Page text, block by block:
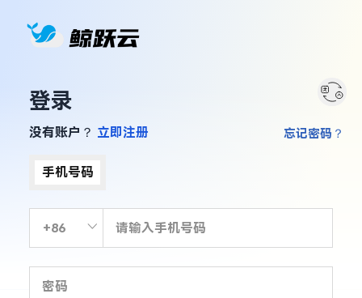
登录
没有账户？ 立即注册
手机号码
忘记密码？